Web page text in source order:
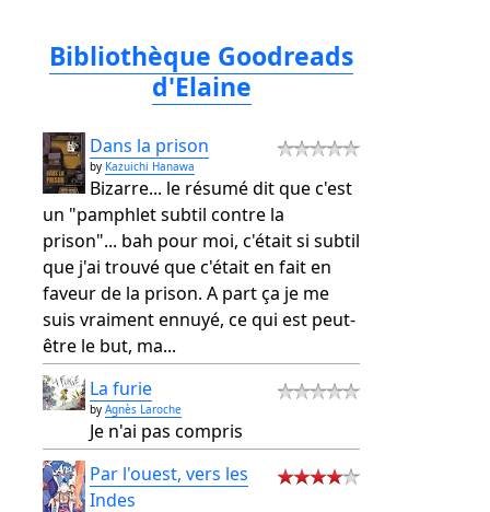
Bibliothèque Goodreads
d'Elaine
Dans la prison
by Kazuichi Hanawa
Bizarre... le résumé dit que c'est
un "pamphlet subtil contre la
prison"... bah pour moi, c'était si subtil
que j'ai trouvé que c'était en fait en
faveur de la prison. A part ça je me
suis vraiment ennuyé, ce qui est peut-
être le but, ma...
La furie
byAgnès Laroche
Je n'ai pas compris
Par l'ouest, vers les
Indes